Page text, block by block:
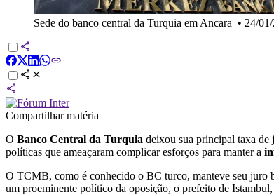
Sede do banco central da Turquia em Ancara • 24/
Compartilhar matéria
O Banco Central da Turquia deixou sua principal taxa de
políticas que ameaçaram complicar esforços para manter a
O TCMB, como é conhecido o BC turco, manteve seu juro
um proeminente político da oposição, o prefeito de